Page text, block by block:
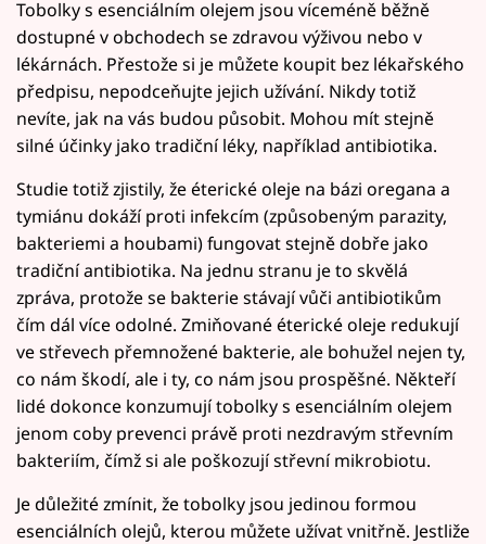
Tobolky s esenciálním olejem jsou víceméně běžně
dostupné v obchodech se zdravou výživou nebo v
lékárnách. Přestože si je můžete koupit bez lékařského
předpisu, nepodceňujte jejich užívání. Nikdy totiž
nevíte, jak na vás budou působit. Mohou mít stejně
silné účinky jako tradiční léky, například antibiotika.
Studie totiž zjistily, že éterické oleje na bázi oregana a
tymiánu dokáží proti infekcím (způsobeným parazity,
bakteriemi a houbami) fungovat stejně dobře jako
tradiční antibiotika. Na jednu stranu je to skvělá
zpráva, protože se bakterie stávají vůči antibiotikům
čím dál více odolné. Zmiňované éterické oleje redukují
ve střevech přemnožené bakterie, ale bohužel nejen ty,
co nám škodí, ale i ty, co nám jsou prospěšné. Někteří
lidé dokonce konzumují tobolky s esenciálním olejem
jenom coby prevenci právě proti nezdravým střevním
bakteriím, čímž si ale poškozují střevní mikrobiotu.
Je důležité zmínit, že tobolky jsou jedinou formou
esenciálních olejů, kterou můžete užívat vnitřně. Jestliže